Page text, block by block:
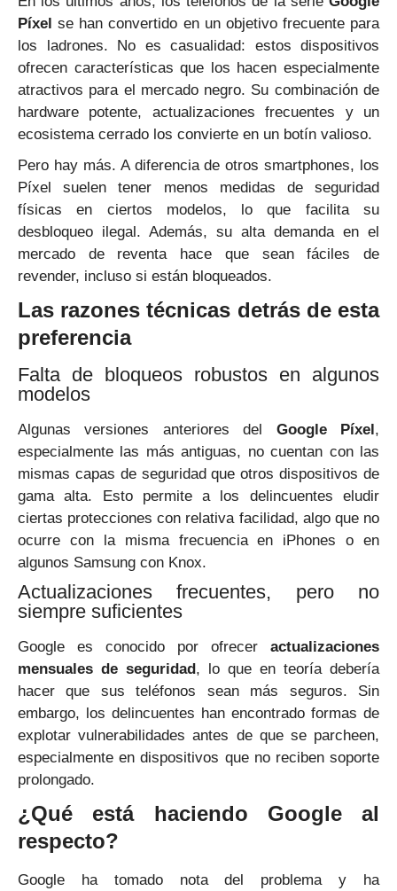
Píxel se han convertido en un objetivo frecuente para
los ladrones. No es casualidad: estos dispositivos
ofrecen características que los hacen especialmente
atractivos para el mercado negro. Su combinación de
hardware potente, actualizaciones frecuentes y un
ecosistema cerrado los convierte en un botín valioso.
Pero hay más. A diferencia de otros smartphones, los
Píxel suelen tener menos medidas de seguridad
físicas en ciertos modelos, lo que facilita su
desbloqueo ilegal. Además, su alta demanda en el
mercado de reventa hace que sean fáciles de
revender, incluso si están bloqueados.
Las razones técnicas detrás de esta
preferencia
Falta de bloqueos robustos en algunos
modelos
Algunas versiones anteriores del Google Píxel ,
especialmente las más antiguas, no cuentan con las
mismas capas de seguridad que otros dispositivos de
gama alta. Esto permite a los delincuentes eludir
ciertas protecciones con relativa facilidad, algo que no
ocurre con la misma frecuencia en iPhones o en
algunos Samsung con Knox.
Actualizaciones frecuentes, pero no
siempre suficientes
Google es conocido por ofrecer actualizaciones
mensuales de seguridad , lo que en teoría debería
hacer que sus teléfonos sean más seguros. Sin
embargo, los delincuentes han encontrado formas de
explotar vulnerabilidades antes de que se parcheen,
especialmente en dispositivos que no reciben soporte
prolongado.
¿Qué está haciendo Google al
respecto?
Google ha tomado nota del problema y ha